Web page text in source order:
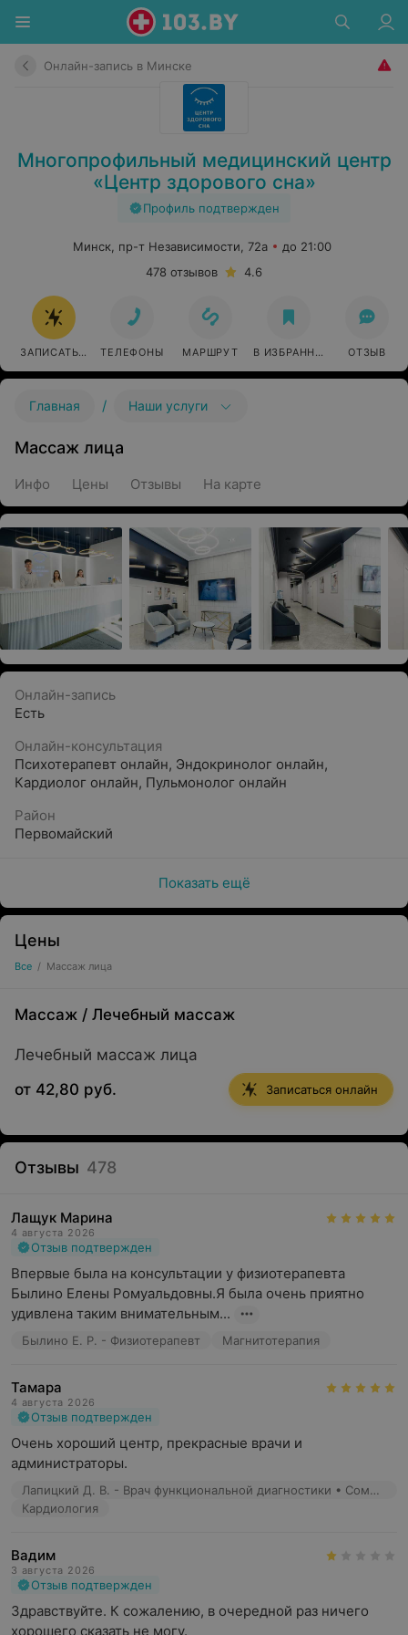
Онлайн-запись в Минске
Многопрофильный медицинский центр
«Центр здорового сна»
Профиль подтвержден
Минск, пр-т Независимости, 72а
до 21:00
478 отзывов
4.6
ЗАПИСАТЬСЯ ОНЛАЙН
ТЕЛЕФОНЫ МАРШРУТ В ИЗБРАННОЕ ОТЗЫВ
Главная / Наши услуги
Массаж лица
Инфо Цены Отзывы На карте
Онлайн-запись
Есть
Онлайн-консультация
Психотерапевт онлайн, Эндокринолог онлайн,
Кардиолог онлайн, Пульмонолог онлайн
Район
Первомайский
Показать ещё
Цены
Все / Массаж лица
Массаж / Лечебный массаж
Лечебный массаж лица
от 42,80 руб.
Записаться онлайн
Отзывы 478
Лащук Марина
4 августа 2026
Отзыв подтвержден
Впервые была на консультации у физиотерапевта
Былино Елены Ромуальдовны.Я была очень приятно
удивлена таким внимательным...
Былино Е. Р. - Физиотерапевт Магнитотерапия
Тамара
4 августа 2026
Отзыв подтвержден
Очень хороший центр, прекрасные врачи и
администраторы.
Лапицкий Д. В. - Врач функциональной диагностики • Сомнолог • Кардиолог
Кардиология
Вадим
3 августа 2026
Отзыв подтвержден
Здравствуйте. К сожалению, в очередной раз ничего
хорошего сказать не могу.